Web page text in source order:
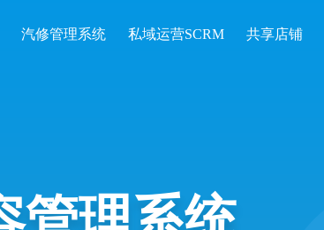
汽修管理系统 私域运营SCRM 共享店铺